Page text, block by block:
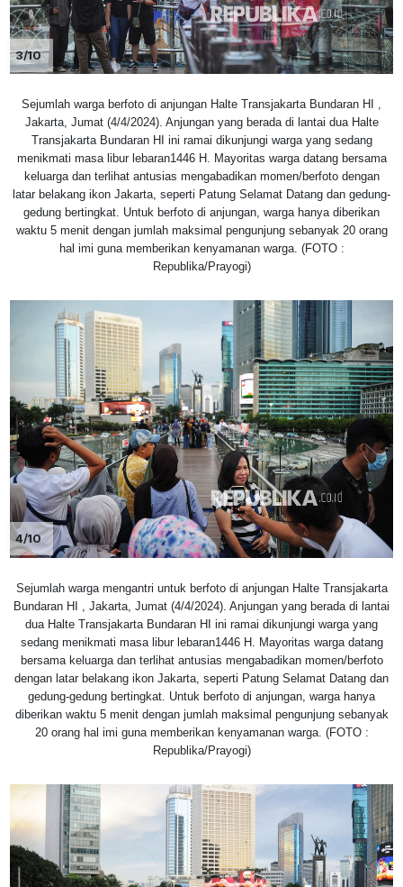
3/10
Sejumlah warga berfoto di anjungan Halte Transjakarta Bundaran HI ,
Jakarta, Jumat (4/4/2024). Anjungan yang berada di lantai dua Halte
Transjakarta Bundaran HI ini ramai dikunjungi warga yang sedang
menikmati masa libur lebaran1446 H. Mayoritas warga datang bersama
keluarga dan terlihat antusias mengabadikan momen/berfoto dengan
latar belakang ikon Jakarta, seperti Patung Selamat Datang dan gedung-
gedung bertingkat. Untuk berfoto di anjungan, warga hanya diberikan
waktu 5 menit dengan jumlah maksimal pengunjung sebanyak 20 orang
hal imi guna memberikan kenyamanan warga. (FOTO :
Republika/Prayogi)
4/10
Sejumlah warga mengantri untuk berfoto di anjungan Halte Transjakarta
Bundaran HI , Jakarta, Jumat (4/4/2024). Anjungan yang berada di lantai
dua Halte Transjakarta Bundaran HI ini ramai dikunjungi warga yang
sedang menikmati masa libur lebaran1446 H. Mayoritas warga datang
bersama keluarga dan terlihat antusias mengabadikan momen/berfoto
dengan latar belakang ikon Jakarta, seperti Patung Selamat Datang dan
gedung-gedung bertingkat. Untuk berfoto di anjungan, warga hanya
diberikan waktu 5 menit dengan jumlah maksimal pengunjung sebanyak
20 orang hal imi guna memberikan kenyamanan warga. (FOTO :
Republika/Prayogi)